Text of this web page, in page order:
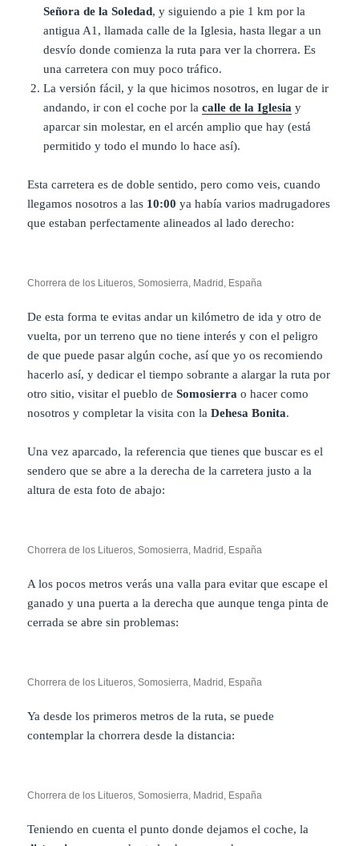
Señora de la Soledad, y siguiendo a pie 1 km por la
antigua A1, llamada calle de la Iglesia, hasta llegar a un
desvío donde comienza la ruta para ver la chorrera. Es
una carretera con muy poco tráfico.
La versión fácil, y la que hicimos nosotros, en lugar de ir
andando, ir con el coche por lacalle de la Iglesia y
aparcar sin molestar, en el arcén amplio que hay (está
permitido y todo el mundo lo hace así).
Esta carretera es de doble sentido, pero como veis, cuando
llegamos nosotros a las 10:00ya había varios madrugadores
que estaban perfectamente alineados al lado derecho:
Chorrera de los Litueros, Somosierra, Madrid, España
De esta forma te evitas andar un kilómetro de ida y otro de
vuelta, por un terreno que no tiene interés y con el peligro
de que puede pasar algún coche, así que yo os recomiendo
hacerlo así, y dedicar el tiempo sobrante a alargar la ruta por
otro sitio, visitar el pueblo deSomosierra o hacer como
nosotros y completar la visita con laDehesa Bonita.
Una vez aparcado, la referencia que tienes que buscar es el
sendero que se abre a la derecha de la carretera justo a la
altura de esta foto de abajo:
Chorrera de los Litueros, Somosierra, Madrid, España
A los pocos metros verás una valla para evitar que escape el
ganado y una puerta a la derecha que aunque tenga pinta de
cerrada se abre sin problemas:
Chorrera de los Litueros, Somosierra, Madrid, España
Ya desde los primeros metros de la ruta, se puede
contemplar la chorrera desde la distancia:
Chorrera de los Litueros, Somosierra, Madrid, España
Teniendo en cuenta el punto donde dejamos el coche, la